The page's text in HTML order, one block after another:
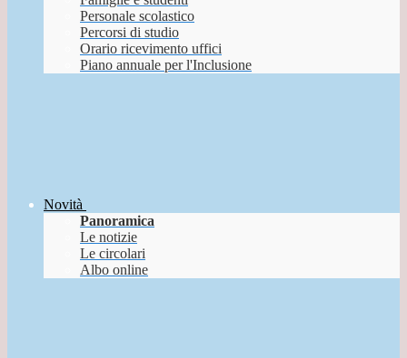
Personale scolastico
Percorsi di studio
Orario ricevimento uffici
Piano annuale per l'Inclusione
Novità
Panoramica
Le notizie
Le circolari
Albo online